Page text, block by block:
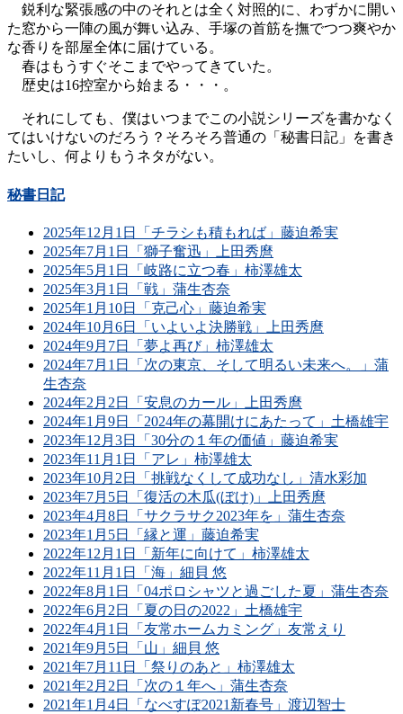
鋭利な緊張感の中のそれとは全く対照的に、わずかに開い
た窓から一陣の風が舞い込み、手塚の首筋を撫でつつ爽やか
な香りを部屋全体に届けている。
春はもうすぐそこまでやってきていた。
歴史は16控室から始まる・・・。
それにしても、僕はいつまでこの小説シリーズを書かなく
てはいけないのだろう？そろそろ普通の「秘書日記」を書き
たいし、何よりもうネタがない。
秘書日記
2025年12月1日「チラシも積もれば」藤迫希実
2025年7月1日「獅子奮迅」上田秀麿
2025年5月1日「岐路に立つ春」柿澤雄太
2025年3月1日「戦」蒲生杏奈
2025年1月10日「克己心」藤迫希実
2024年10月6日「いよいよ決勝戦」上田秀麿
2024年9月7日「夢よ再び」柿澤雄太
2024年7月1日「次の東京、そして明るい未来へ。」蒲
生杏奈
2024年2月2日「安息のカール」上田秀麿
2024年1月9日「2024年の幕開けにあたって」土橋雄宇
2023年12月3日「30分の１年の価値」藤迫希実
2023年11月1日「アレ」柿澤雄太
2023年10月2日「挑戦なくして成功なし」清水彩加
2023年7月5日「復活の木瓜(ぼけ)」上田秀麿
2023年4月8日「サクラサク2023年を」蒲生杏奈
2023年1月5日「縁と運」藤迫希実
2022年12月1日「新年に向けて」柿澤雄太
2022年11月1日「海」細貝 悠
2022年8月1日「04ポロシャツと過ごした夏」蒲生杏奈
2022年6月2日「夏の日の2022」土橋雄宇
2022年4月1日「友常ホームカミング」友常えり
2021年9月5日「山」細貝 悠
2021年7月11日「祭りのあと」柿澤雄太
2021年2月2日「次の１年へ」蒲生杏奈
2021年1月4日「なべすぽ2021新春号」渡辺智士